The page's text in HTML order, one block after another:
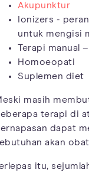
Akupunktur
Ionizers -
untuk mengisi
Terapi manual
Homoeopati
Suplemen diet
masih
terapi di
dapat
akan
itu,